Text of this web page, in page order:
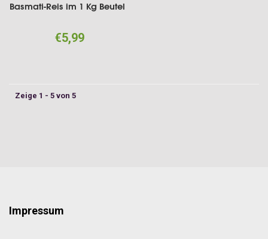
Basmati-Reis im 1 Kg Beutel
€5,99
Zeige 1 - 5 von 5
Impressum